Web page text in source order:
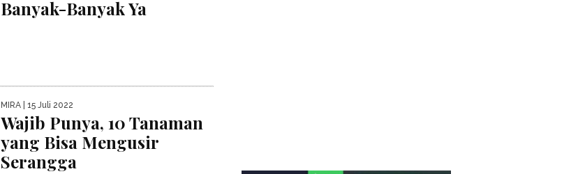
Banyak-Banyak Ya
MIRA | 15 Juli 2022
Wajib Punya, 10 Tanaman
yang Bisa Mengusir
Serangga